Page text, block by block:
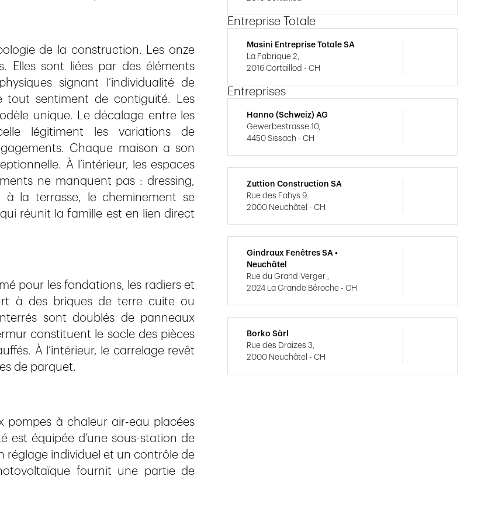
de la construction. Les onze
Elles sont liées par des éléments
signant l’individualité de
tout sentiment de contiguïté. Les
unique. Le décalage entre les
légitiment les variations de
Chaque maison a son
À l’intérieur, les espaces
ne manquent pas : dressing,
à la terrasse, le cheminement se
réunit la famille est en lien direct
pour les fondations, les radiers et
à des briques de terre cuite ou
sont doublés de panneaux
constituent le socle des pièces
À l’intérieur, le carrelage revêt
de parquet.
pompes à chaleur air-eau placées
équipée d’une sous-station de
réglage individuel et un contrôle de
fournit une partie de
Entreprise Totale
Masini Entreprise Totale SA
La Fabrique 2,
2016 Cortaillod - CH
Entreprises
Hanno (Schweiz) AG
Gewerbestrasse 10,
4450 Sissach - CH
Zuttion Construction SA
Rue des Fahys 9,
2000 Neuchâtel - CH
Gindraux Fenêtres SA •
Neuchâtel
Rue du Grand-Verger ,
2024 La Grande Béroche - CH
Borko Sàrl
Rue des Draizes 3,
2000 Neuchâtel - CH